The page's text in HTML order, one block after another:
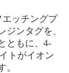
ッチングプ
ジンタグを、
ともに、4-
トがイオン
。